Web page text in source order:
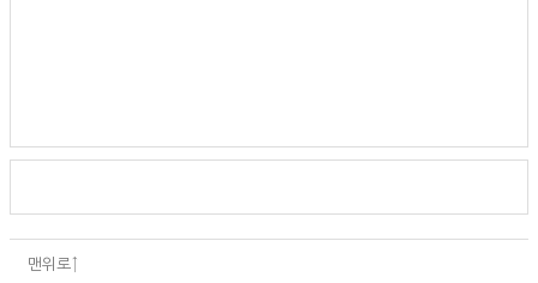
맨위로↑